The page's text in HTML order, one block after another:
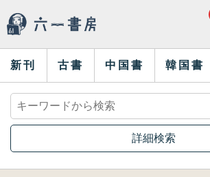
新刊 古書 中国書 韓国書
詳細検索